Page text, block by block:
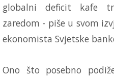
globalni deficit kafe
zaredom - piše u svom
ekonomista Svjetske
Ono što posebno